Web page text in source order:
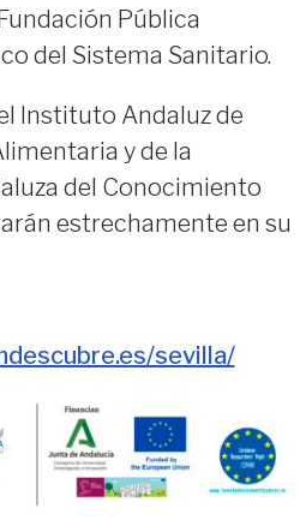
Pública
del Sistema Sanitario.
Instituto Andaluz de
y de la
del Conocimiento
estrechamente en su
sevilla/